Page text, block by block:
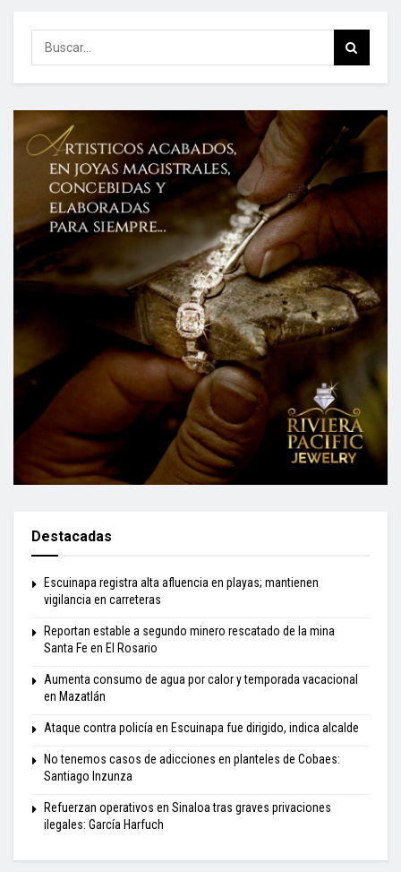
Destacadas
Escuinapa registra alta afluencia en playas; mantienen
vigilancia en carreteras
Reportan estable a segundo minero rescatado de la mina
Santa Fe en El Rosario
Aumenta consumo de agua por calor y temporada vacacional
en Mazatlán
Ataque contra policía en Escuinapa fue dirigido, indica alcalde
No tenemos casos de adicciones en planteles de Cobaes:
Santiago Inzunza
Refuerzan operativos en Sinaloa tras graves privaciones
ilegales: García Harfuch